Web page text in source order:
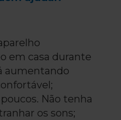
em casa durante
aumentando
Não tenha
os sons;